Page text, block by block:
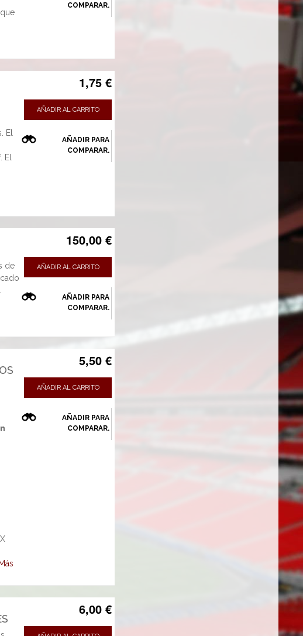
COMPARAR.
1,75 €
AÑADIR AL CARRITO
AÑADIR PARA
COMPARAR.
El
El
150,00 €
AÑADIR AL CARRITO
AÑADIR PARA
COMPARAR.
de
5,50 €
AÑADIR AL CARRITO
AÑADIR PARA
COMPARAR.
Más
6,00 €